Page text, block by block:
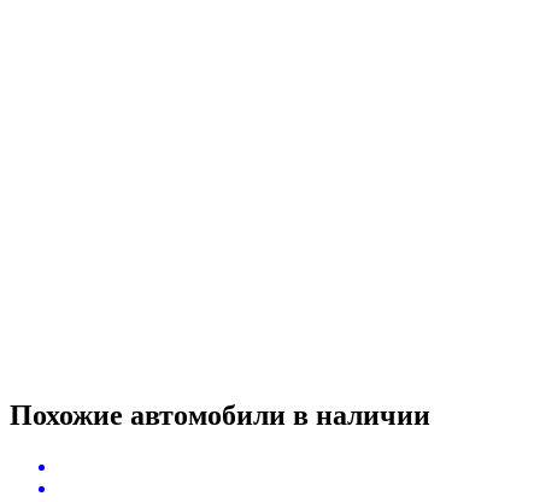
Похожие автомобили в наличии